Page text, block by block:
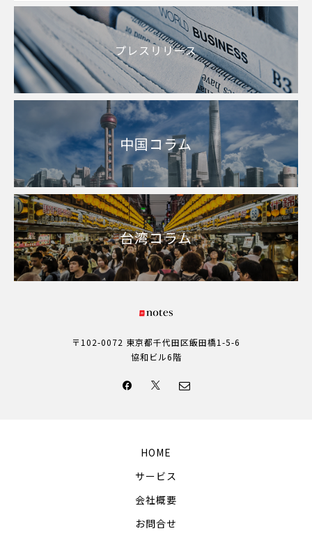
プレスリリース
中国コラム
台湾コラム
〒102-0072 東京都千代田区飯田橋1-5-6
協和ビル6階
HOME
サービス
会社概要
お問合せ